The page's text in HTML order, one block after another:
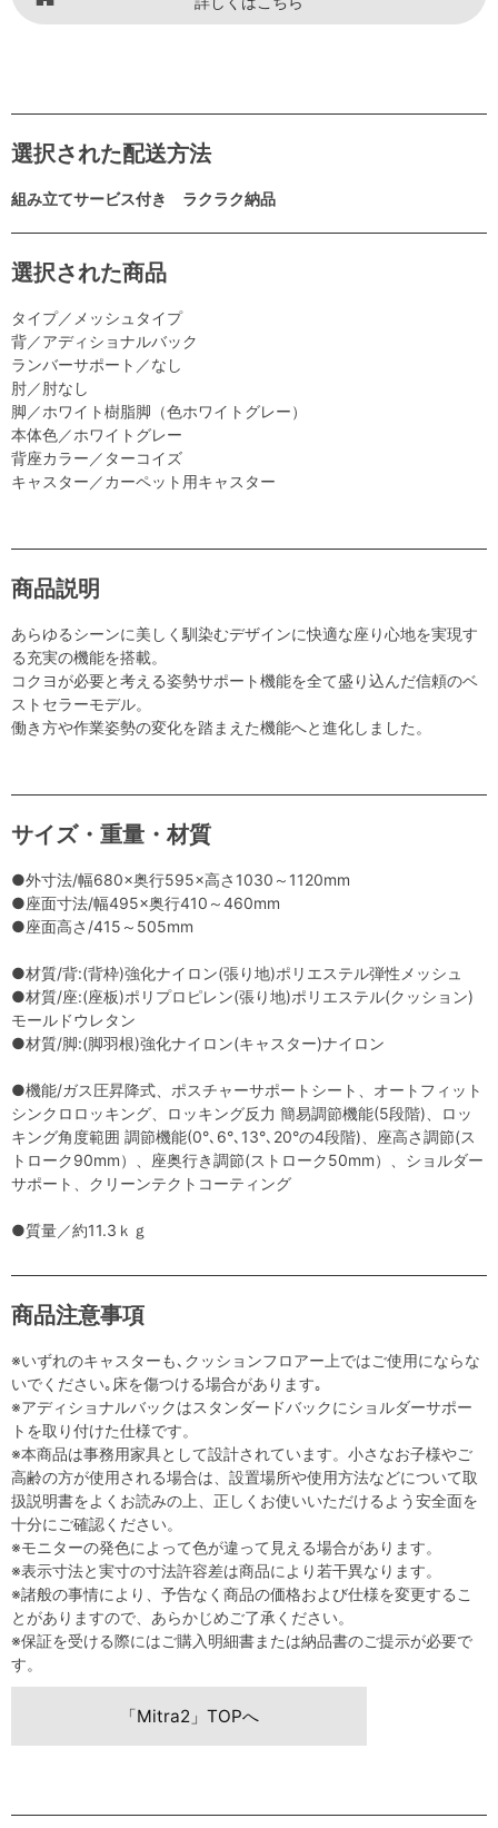
選択された配送方法
組み立てサービス付き ラクラク納品
選択された商品
タイプ／メッシュタイプ
背／アディショナルバック
ランバーサポート／なし
肘／肘なし
脚／ホワイト樹脂脚（色ホワイトグレー）
本体色／ホワイトグレー
背座カラー／ターコイズ
キャスター／カーペット用キャスター
商品説明
あらゆるシーンに美しく馴染むデザインに快適な座り心地を実現す
る充実の機能を搭載。
コクヨが必要と考える姿勢サポート機能を全て盛り込んだ信頼のベ
ストセラーモデル。
働き方や作業姿勢の変化を踏まえた機能へと進化しました。
サイズ・重量・材質
●外寸法/幅680×奥行595×高さ1030～1120mm
●座面寸法/幅495×奥行410～460mm
●座面高さ/415～505mm
●材質/背:(背枠)強化ナイロン(張り地)ポリエステル弾性メッシュ
●材質/座:(座板)ポリプロピレン(張り地)ポリエステル(クッション)
モールドウレタン
●材質/脚:(脚羽根)強化ナイロン(キャスター)ナイロン
●機能/ガス圧昇降式、ポスチャーサポートシート、オートフィット
シンクロロッキング、ロッキング反力 簡易調節機能(5段階)、ロッ
キング角度範囲 調節機能(0°､6°､13°､20°の4段階)、座高さ調節(ス
トローク90mm）、座奥行き調節(ストローク50mm）、ショルダー
サポート、クリーンテクトコーティング
●質量／約11.3ｋｇ
商品注意事項
※いずれのキャスターも､クッションフロアー上ではご使用にならな
いでください｡床を傷つける場合があります｡
※アディショナルバックはスタンダードバックにショルダーサポー
トを取り付けた仕様です。
※本商品は事務用家具として設計されています。小さなお子様やご
高齢の方が使用される場合は、設置場所や使用方法などについて取
扱説明書をよくお読みの上、正しくお使いいただけるよう安全面を
十分にご確認ください。
※モニターの発色によって色が違って見える場合があります。
※表示寸法と実寸の寸法許容差は商品により若干異なります。
※諸般の事情により、予告なく商品の価格および仕様を変更するこ
とがありますので、あらかじめご了承ください。
※保証を受ける際にはご購入明細書または納品書のご提示が必要で
す。
「Mitra2」TOPへ